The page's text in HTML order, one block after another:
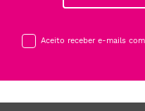
Aceito receber e-mails